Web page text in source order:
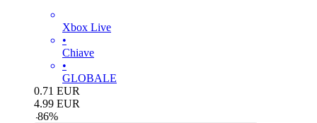
Xbox Live
•
Chiave
•
GLOBALE
0.71 EUR
4.99 EUR
-86%